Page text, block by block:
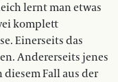
lernt man etwas
komplett
Einerseits das
Andererseits jenes
Fall aus der